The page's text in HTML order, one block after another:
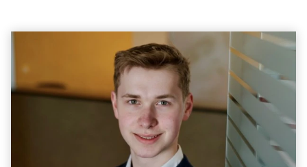
Kundenbewertungen
Stellenangebote